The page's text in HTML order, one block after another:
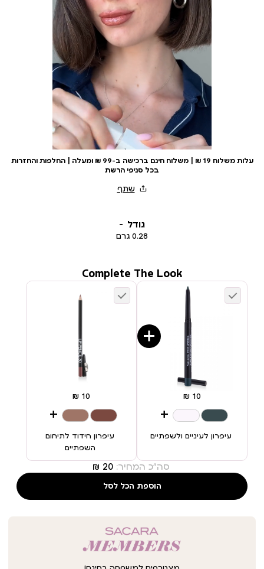
עלות משלוח 19 ₪ | משלוח חינם ברכישה ב-99 ₪ ומעלה | החלפות והחזרות
בכל סניפי הרשת
גודל
0.28 גרם
עיפרון לעיניים ולשפתיים
+
עיפרון חידוד לתיחום
השפתיים
+
Complete The Look
סה"כ המחיר:
הוספת הכל לסל